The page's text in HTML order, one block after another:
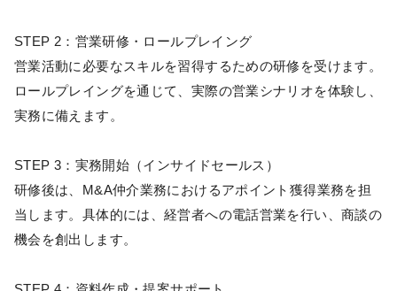
STEP 2：営業研修・ロールプレイング
営業活動に必要なスキルを習得するための研修を受けます。​
ロールプレイングを通じて、実際の営業シナリオを体験し、
実務に備えます。​
STEP 3：実務開始（インサイドセールス）
研修後は、M&A仲介業務におけるアポイント獲得業務を担
当します。​具体的には、経営者への電話営業を行い、商談の
機会を創出します。​